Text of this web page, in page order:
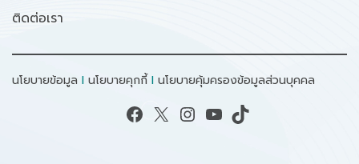
ติดต่อเรา
นโยบายข้อมูล I นโยบายคุกกี้ I นโยบายคุ้มครองข้อมูลส่วนบุคคล
Facebook X Instagram YouTube TikTok